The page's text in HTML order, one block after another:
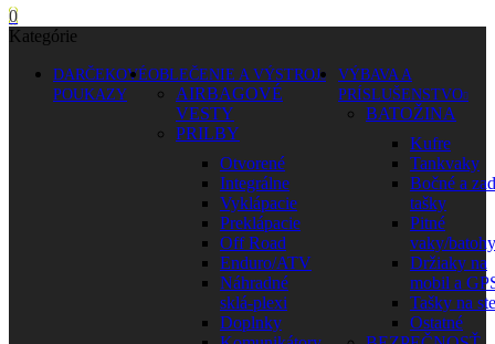
0
Kategórie
DARČEKOVÉ
POUKAZY
OBLEČENIE A VÝSTROJ
AIRBAGOVÉ
VESTY
PRILBY
Otvorené
Integrálne
Vyklápacie
Preklápacie
Off Road
Enduro/ATV
Náhradné
sklá-plexi
Doplnky
VÝBAVA A
PRÍSLUŠENSTVO
BATOŽINA
Kufre
Tankvaky
Bočné a
tašky
Pitné
vaky/batohy
Držiaky na
mobil a
Tašky na
Ostatné